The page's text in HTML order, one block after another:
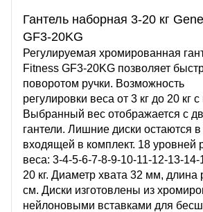
Гантель наборная 3-20 кг
GF3-20KG
Регулируемая хромированная
Fitness GF3-20KG позволяет
поворотом ручки. Возможность
регулировки веса от 3 кг до 20 кг
Выбранный вес отображается с
гантели. Лишние диски остаются в
входящей в комплект. 18 уровней
веса: 3-4-5-6-7-8-9-10-11-12-13-
20 кг. Диаметр хвата 32 мм, длина
см. Диски изготовлены из
нейлоновыми вставками для